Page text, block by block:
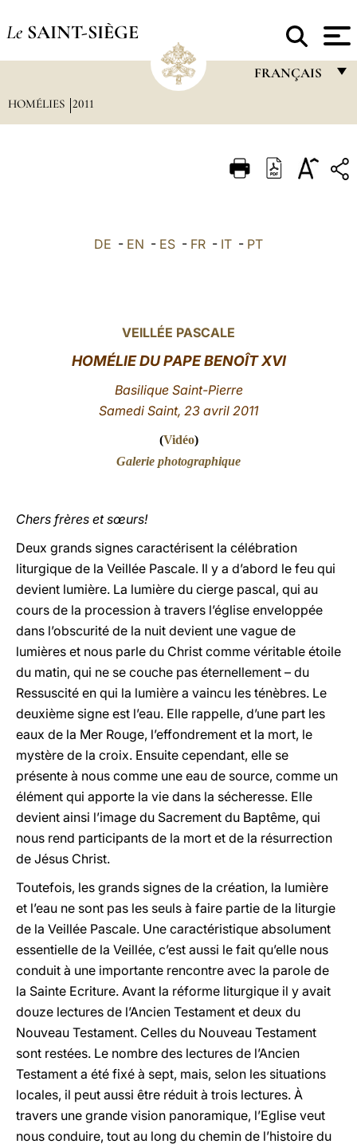
Le SAINT-SIÈGE
FRANÇAIS
ITALIANO
中文
HOMÉLIES 2011
DE - EN - ES - FR - IT - PT
VEILLÉE PASCALE
HOMÉLIE DU PAPE BENOÎT XVI
Basilique Saint-Pierre
Samedi Saint, 23 avril 2011
(Vidéo)
Galerie photographique
Chers frères et sœurs!
Deux grands signes caractérisent la célébration
liturgique de la Veillée Pascale. Il y a d’abord le feu qui
devient lumière. La lumière du cierge pascal, qui au
cours de la procession à travers l’église enveloppée
dans l’obscurité de la nuit devient une vague de
lumières et nous parle du Christ comme véritable étoile
du matin, qui ne se couche pas éternellement – du
Ressuscité en qui la lumière a vaincu les ténèbres. Le
deuxième signe est l’eau. Elle rappelle, d’une part les
eaux de la Mer Rouge, l’effondrement et la mort, le
mystère de la croix. Ensuite cependant, elle se
présente à nous comme une eau de source, comme un
élément qui apporte la vie dans la sécheresse. Elle
devient ainsi l’image du Sacrement du Baptême, qui
nous rend participants de la mort et de la résurrection
de Jésus Christ.
Toutefois, les grands signes de la création, la lumière
et l’eau ne sont pas les seuls à faire partie de la liturgie
de la Veillée Pascale. Une caractéristique absolument
essentielle de la Veillée, c’est aussi le fait qu’elle nous
conduit à une importante rencontre avec la parole de
la Sainte Ecriture. Avant la réforme liturgique il y avait
douze lectures de l’Ancien Testament et deux du
Nouveau Testament. Celles du Nouveau Testament
sont restées. Le nombre des lectures de l’Ancien
Testament a été fixé à sept, mais, selon les situations
locales, il peut aussi être réduit à trois lectures. À
travers une grande vision panoramique, l’Eglise veut
nous conduire, tout au long du chemin de l’histoire du